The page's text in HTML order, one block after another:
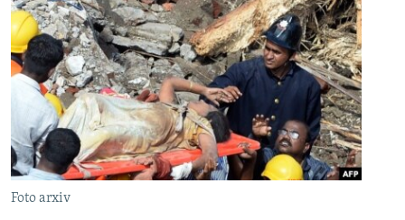
MULTIMEDIA
VIDEO
FOTOQALEREYA
İNFOQRAFIKA
KARIKATURA
RADIO ARXIV
OXU ZALI
AZƏRBAYCAN ƏDƏBIYYATI KITABXANASI
İSLAM VƏ DEMOKRATIYA
HAQQIMIZDA
MISSIYAMIZ
PEŞƏ ETIKASI VƏ JURNALISTIKA STANDARTLARIMIZ
BIZI IZLƏ
Foto arxiv